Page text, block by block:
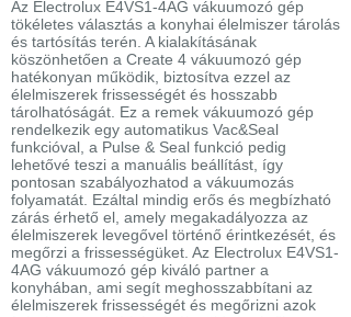
Az Electrolux E4VS1-4AG vákuumozó gép
tökéletes választás a konyhai élelmiszer tárolás
és tartósítás terén. A kialakításának
köszönhetően a Create 4 vákuumozó gép
hatékonyan működik, biztosítva ezzel az
élelmiszerek frissességét és hosszabb
tárolhatóságát. Ez a remek vákuumozó gép
rendelkezik egy automatikus Vac&Seal
funkcióval, a Pulse & Seal funkció pedig
lehetővé teszi a manuális beállítást, így
pontosan szabályozhatod a vákuumozás
folyamatát. Ezáltal mindig erős és megbízható
zárás érhető el, amely megakadályozza az
élelmiszerek levegővel történő érintkezését, és
megőrzi a frissességüket. Az Electrolux E4VS1-
4AG vákuumozó gép kiváló partner a
konyhában, ami segít meghosszabbítani az
élelmiszerek frissességét és megőrizni azok